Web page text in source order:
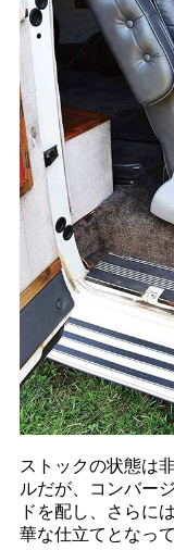
ストックの状態は
ルだが、コンバー
ドを配し、さらに
華な仕立てとなって